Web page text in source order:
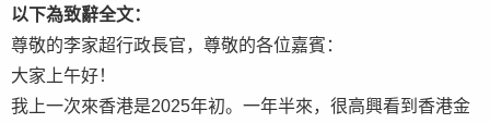
以下為致辭全文：
尊敬的李家超行政長官，尊敬的各位嘉賓：
大家上午好！
我上一次來香港是2025年初。一年半來，很高興看到香港金